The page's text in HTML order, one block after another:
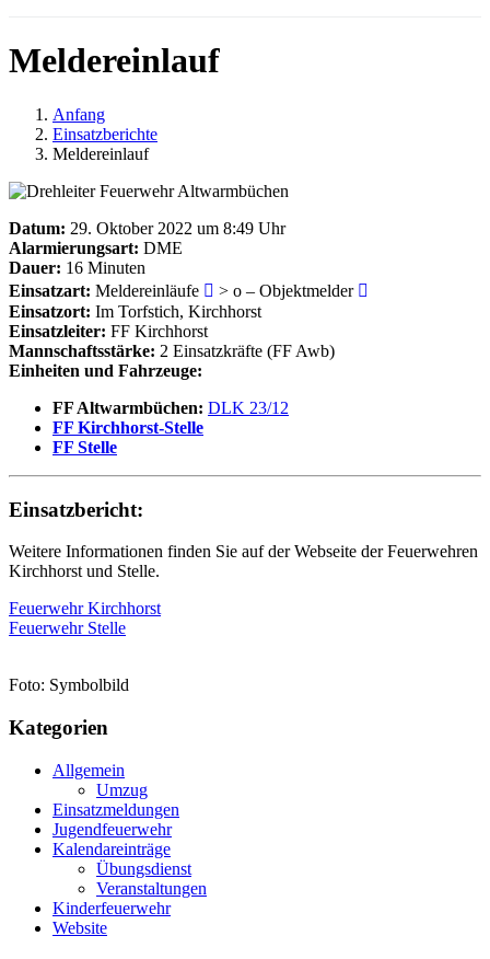
Meldereinlauf
Anfang
Einsatzberichte
Meldereinlauf
Datum: 29. Oktober 2022 um 8:49 Uhr
Alarmierungsart: DME
Dauer: 16 Minuten
Einsatzart: Meldereinläufe
> o – Objektmelder
Einsatzort: Im Torfstich, Kirchhorst
Einsatzleiter: FF Kirchhorst
Mannschaftsstärke: 2 Einsatzkräfte (FF Awb)
Einheiten und Fahrzeuge:
FF Altwarmbüchen: DLK 23/12
FF Kirchhorst-Stelle
FF Stelle
Einsatzbericht:
Weitere Informationen finden Sie auf der Webseite der Feuerwehren
Kirchhorst und Stelle.
Feuerwehr Kirchhorst
Feuerwehr Stelle
Foto: Symbolbild
Kategorien
Allgemein
Umzug
Einsatzmeldungen
Jugendfeuerwehr
Kalendareinträge
Übungsdienst
Veranstaltungen
Kinderfeuerwehr
Website